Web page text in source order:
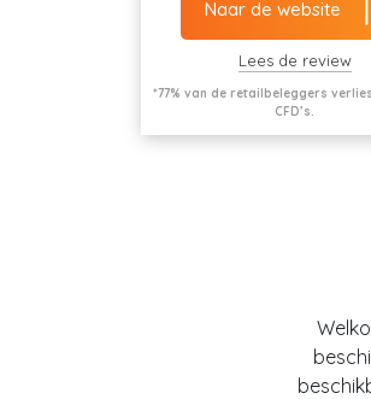
Naar de website
Lees de review
*77% van de retailbeleggers
CFD’s.